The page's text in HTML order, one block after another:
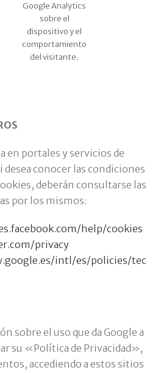
Google Analytics
sobre el
dispositivo y el
comportamiento
del visitante.
en portales y servicios de
desea conocer las condiciones
deberán consultarse las
por los mismos:
help/cookies
privacy
intl/es/policies/tec
sobre el uso que da Google a
su «Política de Privacidad»,
accediendo a estos sitios